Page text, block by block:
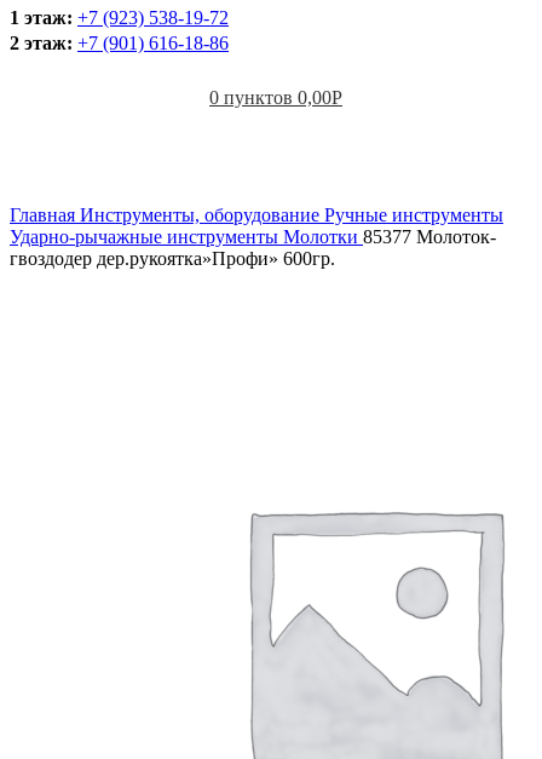
1 этаж: +7 (923) 538-19-72
2 этаж: +7 (901) 616-18-86
0 пунктов 0,00Р
Главная Инструменты, оборудование Ручные инструменты
Ударно-рычажные инструменты Молотки 85377 Молоток-
гвоздодер дер.рукоятка»Профи» 600гр.